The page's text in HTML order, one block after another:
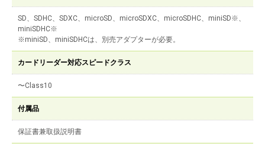
SD、SDHC、SDXC、microSD、microSDXC、microSDHC、miniSD※、
miniSDHC※
※miniSD、miniSDHCは、別売アダプターが必要。
カードリーダー対応スピードクラス
〜Class10
付属品
保証書兼取扱説明書